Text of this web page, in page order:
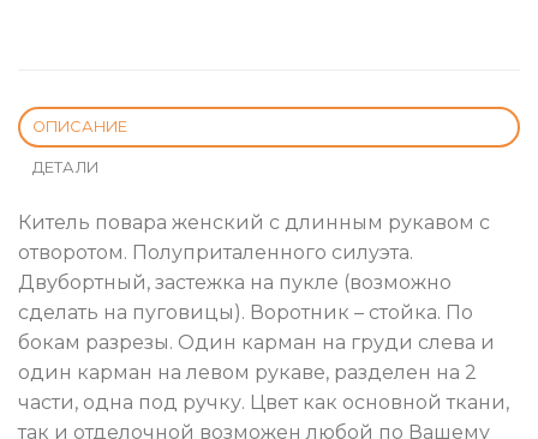
ОПИСАНИЕ
ДЕТАЛИ
Китель повара женский с длинным рукавом с
отворотом. Полуприталенного силуэта.
Двубортный, застежка на пукле (возможно
сделать на пуговицы). Воротник – стойка. По
бокам разрезы. Один карман на груди слева и
один карман на левом рукаве, разделен на 2
части, одна под ручку. Цвет как основной ткани,
так и отделочной возможен любой по Вашему